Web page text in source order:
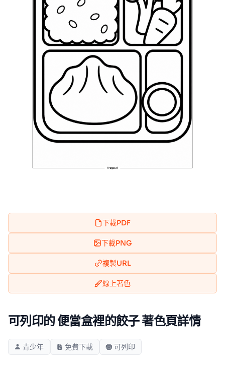
下載PDF
下載PNG
複製URL
線上著色
可列印的 便當盒裡的餃子 著色頁詳情
青少年 免費下載 可列印